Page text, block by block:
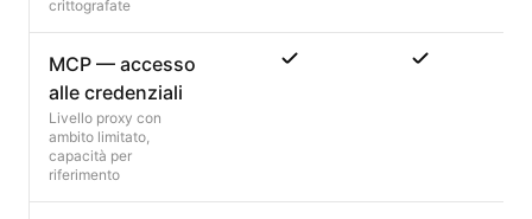
crittografate
MCP — accesso
alle credenziali
Livello proxy con
ambito limitato,
capacità per
riferimento